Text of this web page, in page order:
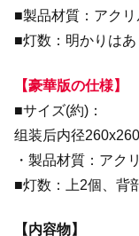
■製品材質：アクリ
■灯数：明かりは
【豪華版の仕様】
■サイズ(約)：
组装后内径
・製品材質：アク
■灯数：上2個、背
【内容物】